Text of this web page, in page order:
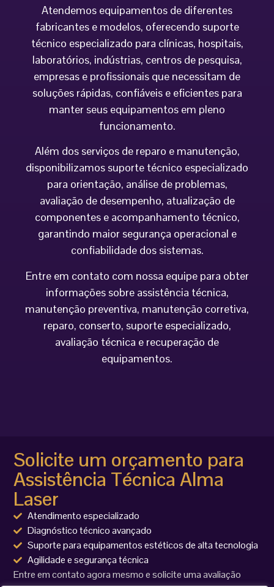
Atendemos equipamentos de diferentes
fabricantes e modelos, oferecendo suporte
técnico especializado para clínicas, hospitais,
laboratórios, indústrias, centros de pesquisa,
empresas e profissionais que necessitam de
soluções rápidas, confiáveis e eficientes para
manter seus equipamentos em pleno
funcionamento.
Além dos serviços de reparo e manutenção,
disponibilizamos suporte técnico especializado
para orientação, análise de problemas,
avaliação de desempenho, atualização de
componentes e acompanhamento técnico,
garantindo maior segurança operacional e
confiabilidade dos sistemas.
Entre em contato com nossa equipe para obter
informações sobre assistência técnica,
manutenção preventiva, manutenção corretiva,
reparo, conserto, suporte especializado,
avaliação técnica e recuperação de
equipamentos.
Solicite um orçamento para
Assistência Técnica Alma
Laser
Atendimento especializado
Diagnóstico técnico avançado
Suporte para equipamentos estéticos de alta tecnologia
Agilidade e segurança técnica
Entre em contato agora mesmo e solicite uma avaliação